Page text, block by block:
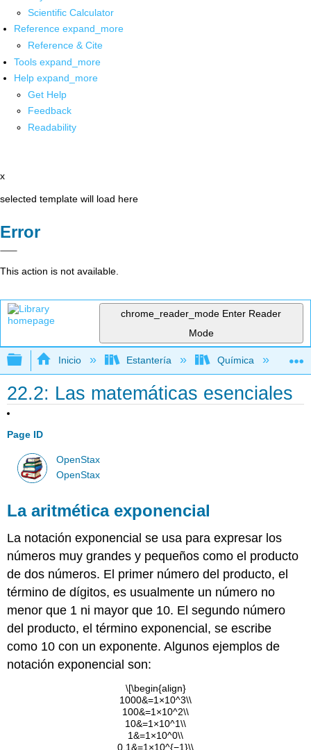
Scientific Calculator
Reference expand_more
Reference & Cite
Tools expand_more
Help expand_more
Get Help
Feedback
Readability
x
selected template will load here
Error
This action is not available.
chrome_reader_mode Enter Reader
Mode
Expandir/contraer jerarquía global
Inicio Estantería Química
22.2: Las matemáticas esenciales
Page ID
OpenStax
OpenStax
La aritmética exponencial
La notación exponencial se usa para expresar los
números muy grandes y pequeños como el producto
de dos números. El primer número del producto, el
término de dígitos, es usualmente un número no
menor que 1 ni mayor que 10. El segundo número
del producto, el término exponencial, se escribe
como 10 con un exponente. Algunos ejemplos de
notación exponencial son:
\[\begin{align}
1000&=1×10^3\\
100&=1×10^2\\
10&=1×10^1\\
1&=1×10^0\\
0.1&=1×10^{−1}\\